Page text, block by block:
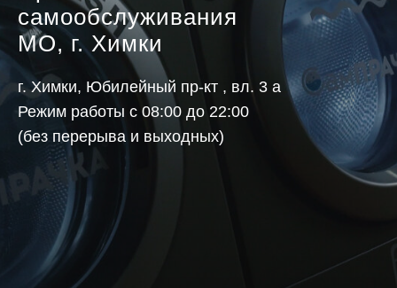
самообслуживания
МО, г. Химки
г. Химки, Юбилейный пр-кт , вл. 3 а
Режим работы с 08:00 до 22:00
(без перерыва и выходных)